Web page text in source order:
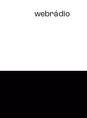
webrádio